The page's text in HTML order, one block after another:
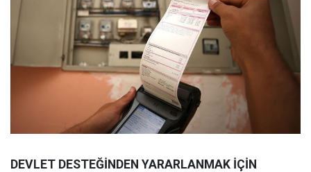
DEVLET DESTEĞİNDEN YARARLANMAK İÇİN